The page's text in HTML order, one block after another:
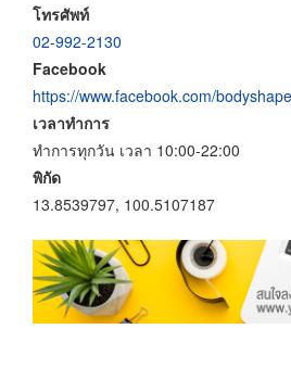
โทรศัพท์
02-992-2130
Facebook
https://www.facebook.com/
เวลาทำการ
ทำการทุกวัน เวลา 10:00-22:00
พิกัด
13.8539797, 100.5107187